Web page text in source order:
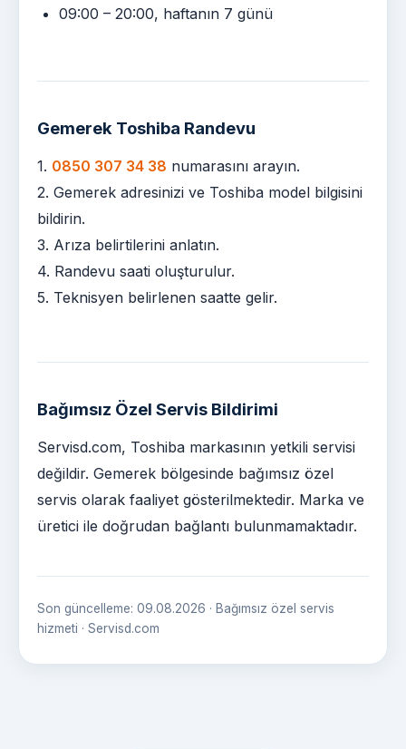
09:00 – 20:00, haftanın 7 günü
Gemerek Toshiba Randevu
1. 0850 307 34 38 numarasını arayın.
2. Gemerek adresinizi ve Toshiba model bilgisini
bildirin.
3. Arıza belirtilerini anlatın.
4. Randevu saati oluşturulur.
5. Teknisyen belirlenen saatte gelir.
Bağımsız Özel Servis Bildirimi
Servisd.com, Toshiba markasının yetkili servisi
değildir. Gemerek bölgesinde bağımsız özel
servis olarak faaliyet gösterilmektedir. Marka ve
üretici ile doğrudan bağlantı bulunmamaktadır.
Son güncelleme: 09.08.2026 · Bağımsız özel servis
hizmeti · Servisd.com